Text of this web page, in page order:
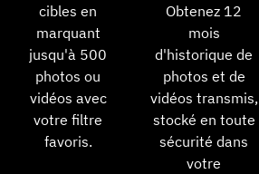
cibles en
marquant
jusqu'à 500
photos ou
vidéos avec
votre filtre
favoris.
Obtenez 12
mois
d'historique de
photos et de
vidéos transmis,
stocké en toute
sécurité dans
votre